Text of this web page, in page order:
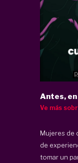
Antes,
Ve más
Mujeres de
de
tomar un